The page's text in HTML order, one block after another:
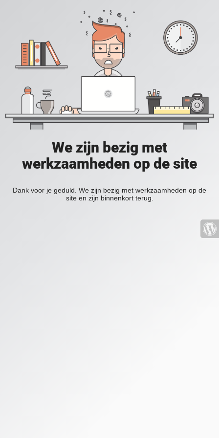
We zijn bezig met
werkzaamheden op de site
Dank voor je geduld. We zijn bezig met werkzaamheden op de
site en zijn binnenkort terug.